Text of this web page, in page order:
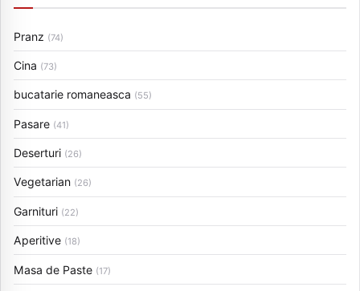
Pranz (74)
Cina (73)
bucatarie romaneasca (55)
Pasare (41)
Deserturi (26)
Vegetarian (26)
Garnituri (22)
Aperitive (18)
Masa de Paste (17)